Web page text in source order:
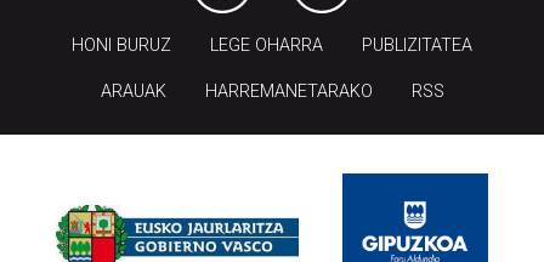
HONI BURUZ LEGE OHARRA PUBLIZITATEA
ARAUAK HARREMANETARAKO RSS